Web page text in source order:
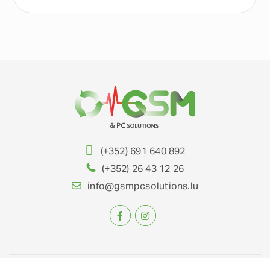
(+352) 691 640 892
(+352) 26 43 12 26
info@gsmpcsolutions.lu